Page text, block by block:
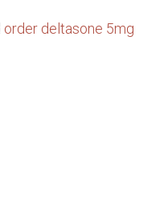
order deltasone 5mg